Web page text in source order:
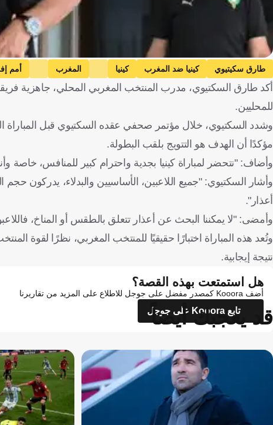
طارق سكيتيوي كينيا ضد المغرب كينيا المغرب أمم
أكد طارق السكتيوي، مدرب المنتخب المغربي المحلي، جاهزية
للمحليين.
وشدد السكتيوي، خلال مؤتمر صحفي عقده السكتيوي قبل المباراة
مؤكدًا أن الهدف هو التتويج بلقب البطولة.
وأضاف: "نتحضر لمباراة كينيا بجدية واحترام كبير للمنافس، خاصة
وأشار السكتيوي: "جميع اللاعبين، الأساسيين والبدلاء، يدركون
أعذار".
وأمضى: "لا يمكننا البحث عن أعذار تتعلق بالطقس أو المناخ،
وتُعد هذه المباراة اختبارًا حقيقيًا للمنتخب المغربي، نظرًا لقوة
نتيجة إيجابية.
هل استمتعت بهذه القصة؟
أضف Kooora كمصدر مفضل على جوجل للاطلاع على المزيد من تقاريرنا
تابع Kooora على جوجل
قد يعجبك أيضاً